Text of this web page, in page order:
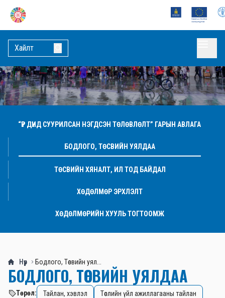
“ҮР ДҮНД СУУРИЛСАН НЭГДСЭН ТӨЛӨВЛӨЛТ” ГАРЫН АВЛАГА
БОДЛОГО, ТӨСВИЙН УЯЛДАА
ТӨСВИЙН ХЯНАЛТ, ИЛ ТОД БАЙДАЛ
ХӨДӨЛМӨР ЭРХЛЭЛТ
ХӨДӨЛМӨРИЙН ХУУЛЬ ТОГТООМЖ
Нүүр Бодлого, Төсвийн уял...
БОДЛОГО, ТӨСВИЙН УЯЛДАА
Төрөл: Тайлан, хэвлэл Төслийн үйл ажиллагааны тайлан